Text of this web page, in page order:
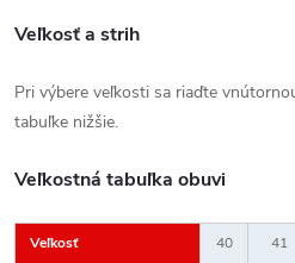
Veľkosť a strih
Pri výbere veľkosti sa riaďte
tabuľke nižšie.
Veľkostná tabuľka obuvi
Veľkosť 40 41